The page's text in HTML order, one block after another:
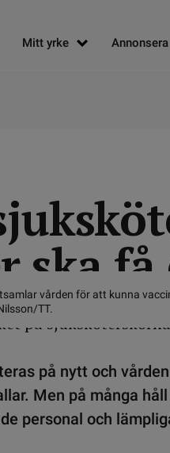
Mitt yrke Annonsera
ska få
vården för att kunna
TT.
på nytt och
Men på många
personal och